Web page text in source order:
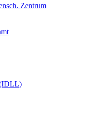
Zentrum